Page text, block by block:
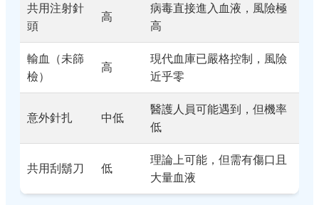
共用注射針
頭
高
病毒直接進入血液，風險極
高
輸血（未篩
檢）
高
現代血庫已嚴格控制，風險
近乎零
意外針扎 中低
醫護人員可能遇到，但機率
低
共用刮鬍刀 低
理論上可能，但需有傷口且
大量血液